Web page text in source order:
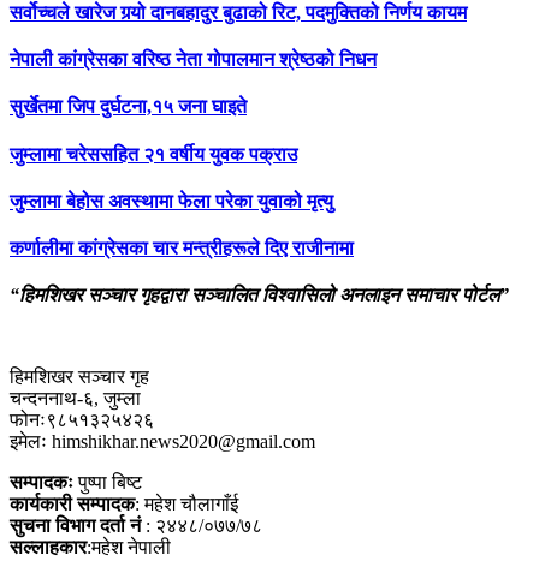
सर्वोच्चले खारेज गर्‍यो दानबहादुर बुढाको रिट, पदमुक्तिको निर्णय कायम
नेपाली कांग्रेसका वरिष्ठ नेता गोपालमान श्रेष्ठको निधन
सुर्खेतमा जिप दुर्घटना,१५ जना घाइते
जुम्लामा चरेससहित २१ वर्षीय युवक पक्राउ
जुम्लामा बेहोस अवस्थामा फेला परेका युवाको मृत्यु
कर्णालीमा कांग्रेसका चार मन्त्रीहरूले दिए राजीनामा
“हिमशिखर सञ्चार गृहद्वारा सञ्चालित विश्वासिलो अनलाइन समाचार पोर्टल”
हिमशिखर सञ्चार गृह
चन्दननाथ-६, जुम्ला
फोनः९८५१३२५४२६
इमेलः himshikhar.news2020@gmail.com
सम्पादकःपुष्पा बिष्ट
कार्यकारी सम्पादक: महेश चौलागाँई
सुचना विभाग दर्ता नं: २४४८/०७७/७८
सल्लाहकार:महेश नेपाली